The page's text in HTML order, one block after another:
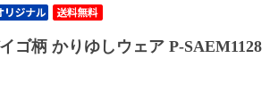
ゴ柄 かりゆしウェア P-SAEM1128